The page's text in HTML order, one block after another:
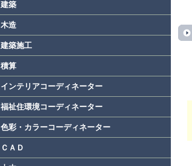
建築
木造
建築施工
積算
インテリアコーディネーター
福祉住環境コーディネーター
色彩・カラーコーディネーター
ＣＡＤ